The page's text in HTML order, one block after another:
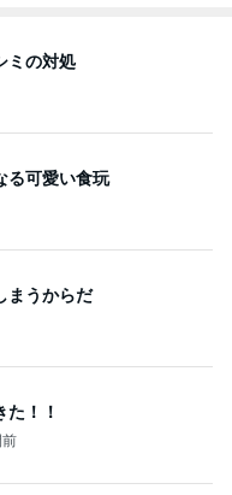
ミの対処
る可愛い食玩
まうからだ
！！